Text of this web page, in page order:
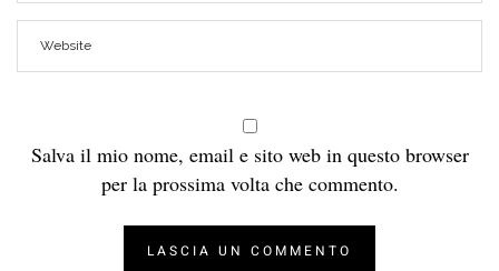
Salva il mio nome, email e sito web in questo browser
per la prossima volta che commento.